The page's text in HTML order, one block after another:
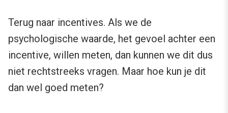
Terug naar incentives. Als we de
psychologische waarde, het gevoel achter een
incentive, willen meten, dan kunnen we dit dus
niet rechtstreeks vragen. Maar hoe kun je dit
dan wel goed meten?